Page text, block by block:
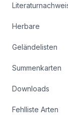
Herbare
Geländelisten
Summenkarten
Downloads
Fehlliste Arten